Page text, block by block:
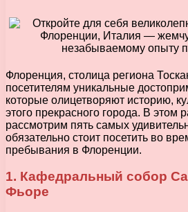
Флоренция, столица региона
посетителям уникальные
которые олицетворяют историю,
этого прекрасного города. В этом
рассмотрим пять самых
обязательно стоит посетить во
пребывания в Флоренции.
1. Кафедральный собор
Фьоре